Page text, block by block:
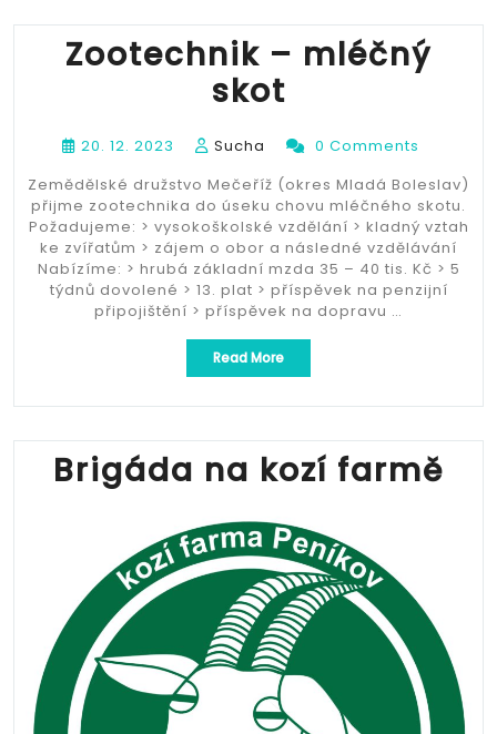
(PLAT
50.000,-)“
Zootechnik – mléčný
skot
20. 12. 2023 Sucha
0 Comments
Zemědělské družstvo Mečeříž (okres Mladá Boleslav)
přijme zootechnika do úseku chovu mléčného skotu.
Požadujeme: > vysokoškolské vzdělání > kladný vztah
ke zvířatům > zájem o obor a následné vzdělávání
Nabízíme: > hrubá základní mzda 35 – 40 tis. Kč > 5
týdnů dovolené > 13. plat > příspěvek na penzijní
připojištění > příspěvek na dopravu …
Read More„Zootechnik
–
Brigáda na kozí farmě